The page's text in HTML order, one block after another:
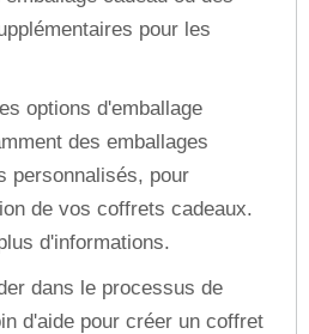
pour les
options d'emballage
des emballages
personnalisés, pour
de vos coffrets cadeaux.
d'informations.
dans le processus de
d'aide pour créer un coffret